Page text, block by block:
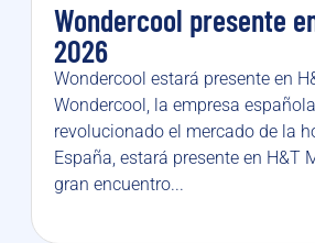
Wondercool presente
2026
Wondercool estará presente en
Wondercool, la empresa
revolucionado el mercado de la
España, estará presente en H&T
gran encuentro...